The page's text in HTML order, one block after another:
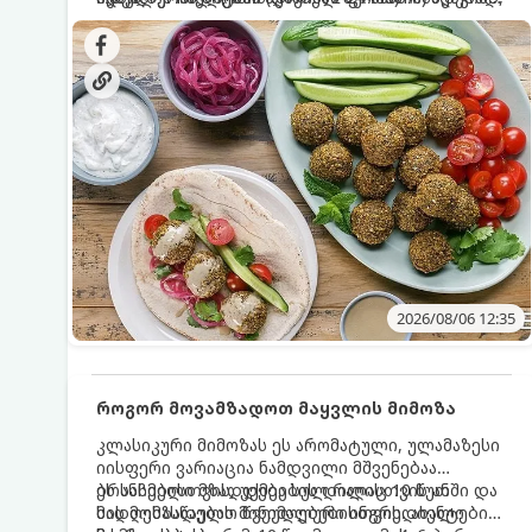
სალათებთან ერთად ან ტახინის (სესამის)
სოუსთან მირთმევისთვის.
იდეალურად შეინარჩუნოს და არ დაიშალოს.
დრო: 10–15 წუთი ულუფა: 20–24 ცალი ბურთულა
(4–6 პორცია)
2026/08/06 12:35
როგორ მოვამზადოთ მაყვლის მიმოზა
კლასიკური მიმოზას ეს არომატული, ულამაზესი
იისფერი ვარიაცია ნამდვილი მშვენებაა
ბრანჩებისთვის, უქმეების დილისთვის ან
სადღესასწაულო წვეულებებისთვის. ახალი
ეს სასმელი მზადდება სულ რაღაც 10 წუთში და
მის მომზადებას მინიმალური ინგრედიენტები